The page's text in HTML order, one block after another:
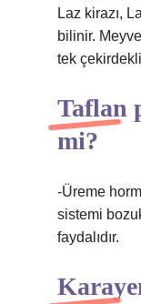
Laz kirazı,
bilinir.
tek
Taflan
mi?
-Üreme
sistemi
faydalıdır.